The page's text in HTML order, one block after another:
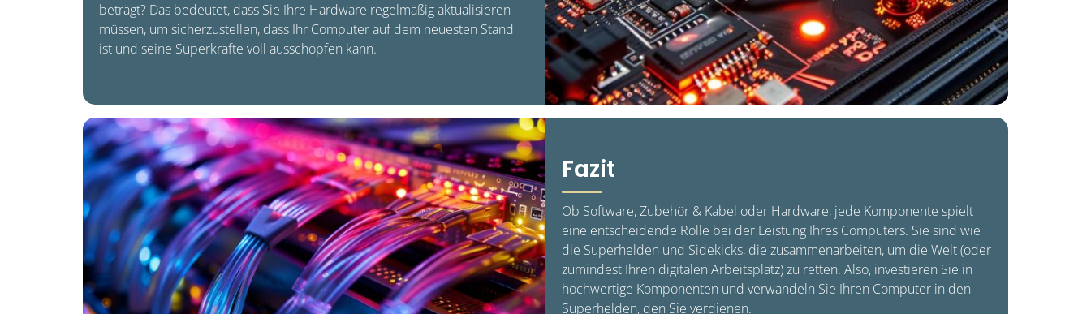
beträgt? Das bedeutet, dass Sie Ihre Hardware regelmäßig aktualisieren
müssen, um sicherzustellen, dass Ihr Computer auf dem neuesten Stand
ist und seine Superkräfte voll ausschöpfen kann.
Fazit
Ob Software, Zubehör & Kabel oder Hardware, jede Komponente spielt
eine entscheidende Rolle bei der Leistung Ihres Computers. Sie sind wie
die Superhelden und Sidekicks, die zusammenarbeiten, um die Welt (oder
zumindest Ihren digitalen Arbeitsplatz) zu retten. Also, investieren Sie in
hochwertige Komponenten und verwandeln Sie Ihren Computer in den
Superhelden, den Sie verdienen.